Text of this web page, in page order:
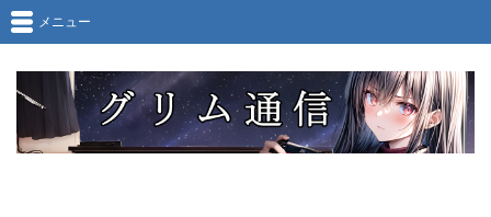
メニュー